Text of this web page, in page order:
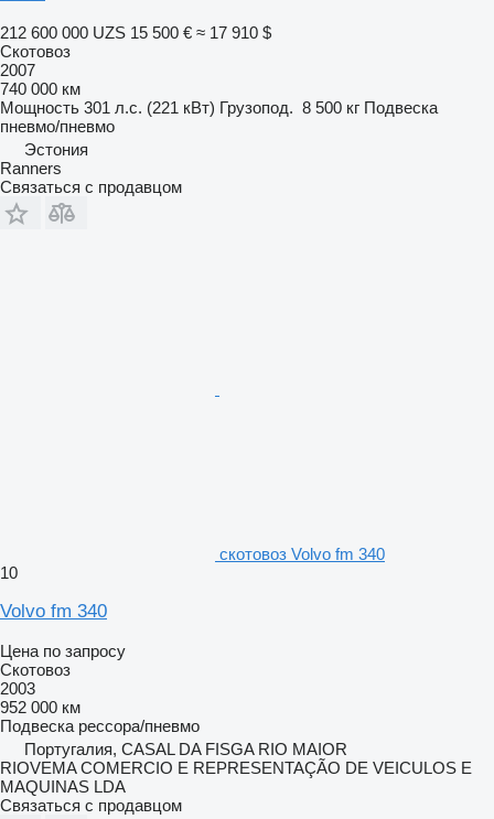
212 600 000 UZS 15 500 € ≈ 17 910 $
Скотовоз
2007
740 000 км
Мощность 301 л.с. (221 кВт) Грузопод. 8 500 кг Подвеска
пневмо/пневмо
Эстония
Ranners
Связаться с продавцом
скотовоз Volvo fm 340
10
Volvo fm 340
Цена по запросу
Скотовоз
2003
952 000 км
Подвеска рессора/пневмо
Португалия, CASAL DA FISGA RIO MAIOR
RIOVEMA COMERCIO E REPRESENTAÇÃO DE VEICULOS E
MAQUINAS LDA
Связаться с продавцом